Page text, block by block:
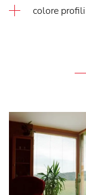
colore